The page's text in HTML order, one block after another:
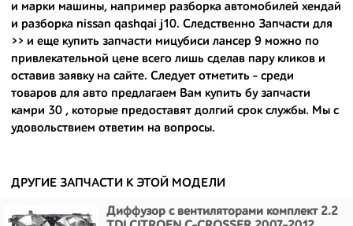
Купить комплектующие для авто с разборки – хорошее решение.
Ведь наши запчасти:
- доступные по цене;
- сняты только с автомобилей, которые ездили по превосходным
европейским и японским дорогам;
- имеют большой запас прочности и невыробатанный ресурс, и
и марки машины, например разборка автомобилей хендай
и разборка nissan qashqai j10. Следственно Запчасти для
>> и еще купить запчасти мицубиси лансер 9 можно по
привлекательной цене всего лишь сделав пару кликов и
оставив заявку на сайте. Следует отметить - среди
товаров для авто предлагаем Вам купить бу запчасти
камри 30 , которые предоставят долгий срок службы. Мы с
удовольствием ответим на вопросы.
ДРУГИЕ ЗАПЧАСТИ К ЭТОЙ МОДЕЛИ
Диффузор с вентиляторами комплект 2.2